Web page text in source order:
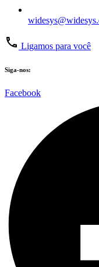
Ligamos para você
Siga-nos:
Facebook